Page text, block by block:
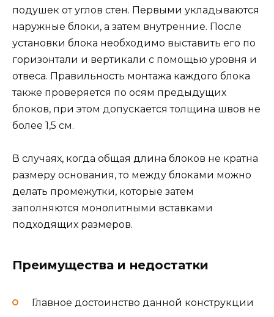
подушек от углов стен. Первыми укладываются
наружные блоки, а затем внутренние. После
установки блока необходимо выставить его по
горизонтали и вертикали с помощью уровня и
отвеса. Правильность монтажа каждого блока
также проверяется по осям предыдущих
блоков, при этом допускается толщина швов не
более 1,5 см.
В случаях, когда общая длина блоков не кратна
размеру основания, то между блоками можно
делать промежутки, которые затем
заполняются монолитными вставками
подходящих размеров.
Преимущества и недостатки
Главное достоинство данной конструкции